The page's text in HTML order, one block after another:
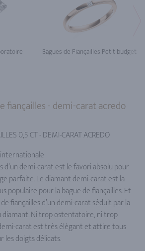
Bagues de Fiançailles Petit budget
fiançailles - demi-carat acredo
0,5 CT - DEMI-CARAT ACREDO
d’un demi-carat est le favori absolu pour
parfaite. Le diamant demi-carat est la
populaire pour la bague de fiançailles. Et
fiançailles d’un demi-carat séduit par la
Ni trop ostentatoire, ni trop
carat est très élégant et attire tous
les doigts délicats.